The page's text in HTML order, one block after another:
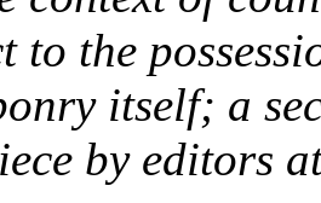
to the
itself; a
by editors